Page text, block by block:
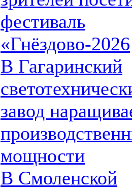
фестиваль
«Гнёздово-2026
В Гагаринский
завод
мощности
В Смоленской